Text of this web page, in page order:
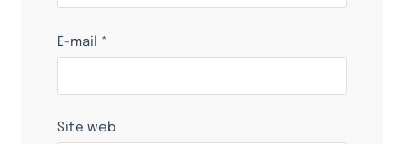
E-mail *
Site web